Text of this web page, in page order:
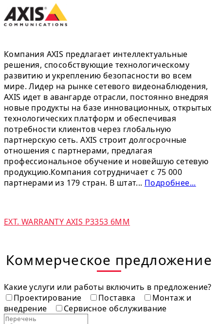
Компания AXIS предлагает интеллектуальные
решения, способствующие технологическому
развитию и укреплению безопасности во всем
мире. Лидер на рынке сетевого видеонаблюдения,
AXIS идет в авангарде отрасли, постоянно внедряя
новые продукты на базе инновационных, открытых
технологических платформ и обеспечивая
потребности клиентов через глобальную
партнерскую сеть. AXIS строит долгосрочные
отношения с партнерами, предлагая
профессиональное обучение и новейшую сетевую
продукцию.Компания сотрудничает с 75 000
партнерами из 179 стран. В штат... Подробнее...
EXT. WARRANTY AXIS P3353 6MM
Коммерческое предложение
Какие услуги или работы включить в предложение?
Проектирование
Поставка
Монтаж и
внедрение
Сервисное обслуживание